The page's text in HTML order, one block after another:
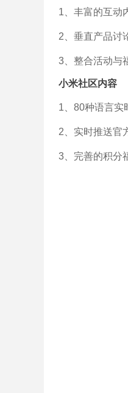
1、丰富的互动
2、垂直产品讨
3、整合活动与
小米社区内容
1、80种语言实
2、实时推送官
3、完善的积分